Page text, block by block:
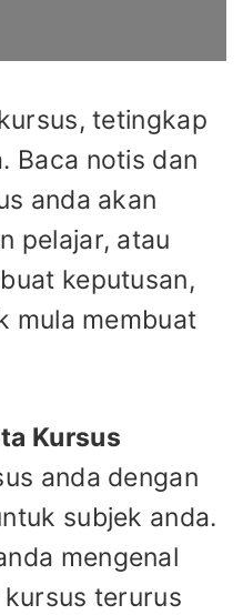
tetingkap
Baca notis dan
anda akan
pelajar, atau
keputusan,
mula membuat
Kursus
anda dengan
subjek anda.
mengenal
terurus